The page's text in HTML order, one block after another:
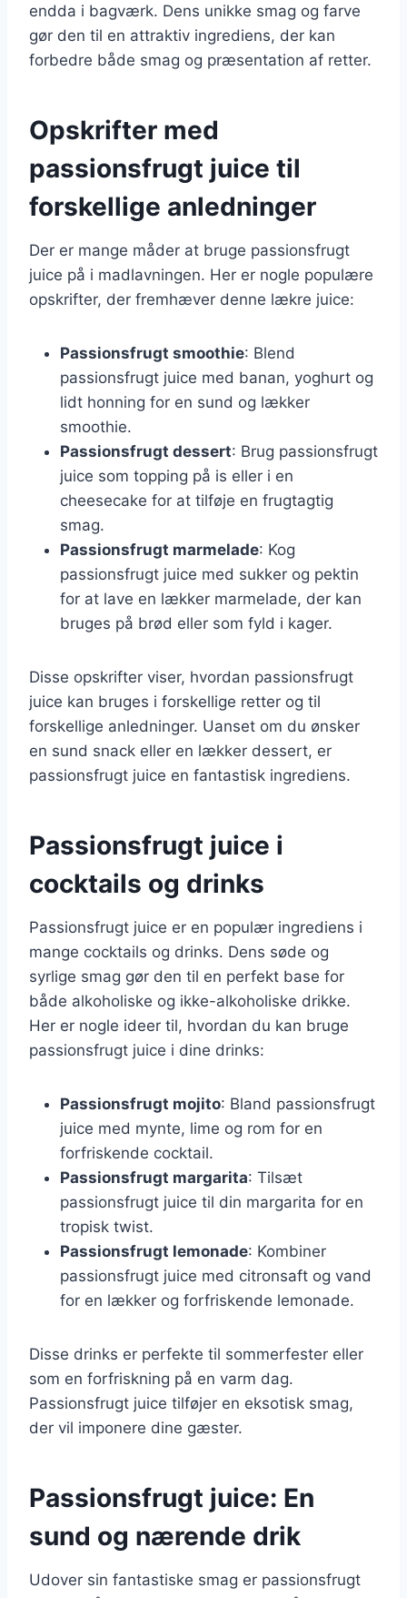
endda i bagværk. Dens unikke smag og farve
gør den til en attraktiv ingrediens, der kan
forbedre både smag og præsentation af retter.
Opskrifter med
passionsfrugt juice til
forskellige anledninger
Der er mange måder at bruge passionsfrugt
juice på i madlavningen. Her er nogle populære
opskrifter, der fremhæver denne lækre juice:
Passionsfrugt smoothie: Blend
passionsfrugt juice med banan, yoghurt og
lidt honning for en sund og lækker
smoothie.
Passionsfrugt dessert: Brug passionsfrugt
juice som topping på is eller i en
cheesecake for at tilføje en frugtagtig
smag.
Passionsfrugt marmelade: Kog
passionsfrugt juice med sukker og pektin
for at lave en lækker marmelade, der kan
bruges på brød eller som fyld i kager.
Disse opskrifter viser, hvordan passionsfrugt
juice kan bruges i forskellige retter og til
forskellige anledninger. Uanset om du ønsker
en sund snack eller en lækker dessert, er
passionsfrugt juice en fantastisk ingrediens.
Passionsfrugt juice i
cocktails og drinks
Passionsfrugt juice er en populær ingrediens i
mange cocktails og drinks. Dens søde og
syrlige smag gør den til en perfekt base for
både alkoholiske og ikke-alkoholiske drikke.
Her er nogle ideer til, hvordan du kan bruge
passionsfrugt juice i dine drinks:
Passionsfrugt mojito: Bland passionsfrugt
juice med mynte, lime og rom for en
forfriskende cocktail.
Passionsfrugt margarita: Tilsæt
passionsfrugt juice til din margarita for en
tropisk twist.
Passionsfrugt lemonade: Kombiner
passionsfrugt juice med citronsaft og vand
for en lækker og forfriskende lemonade.
Disse drinks er perfekte til sommerfester eller
som en forfriskning på en varm dag.
Passionsfrugt juice tilføjer en eksotisk smag,
der vil imponere dine gæster.
Passionsfrugt juice: En
sund og nærende drik
Udover sin fantastiske smag er passionsfrugt